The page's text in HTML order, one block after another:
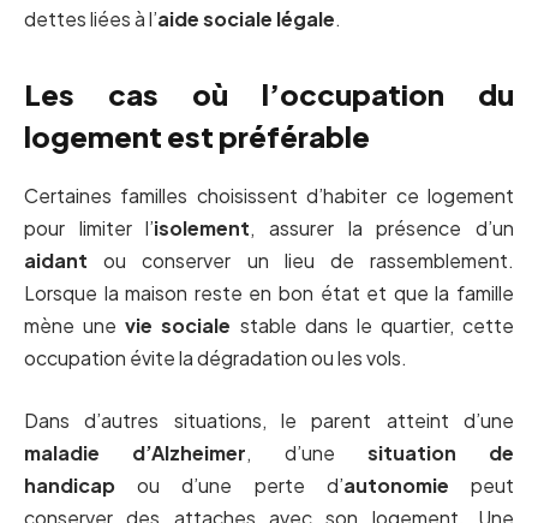
dettes liées à l’aide sociale légale.
Les cas où l’occupation du
logement est préférable
Certaines familles choisissent d’habiter ce logement
pour limiter l’isolement, assurer la présence d’un
aidant ou conserver un lieu de rassemblement.
Lorsque la maison reste en bon état et que la famille
mène unevie sociale stable dans le quartier, cette
occupation évite la dégradation ou les vols.
Dans d’autres situations, le parent atteint d’une
maladie d’Alzheimer, d’une situation de
handicap ou d’une perte d’autonomie peut
conserver des attaches avec son logement. Une